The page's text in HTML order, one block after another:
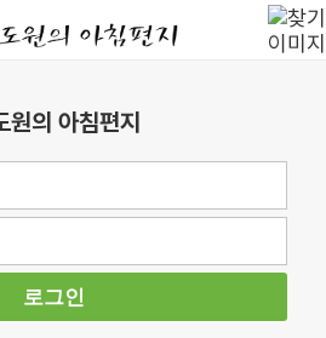
원의 아침편지
로그인